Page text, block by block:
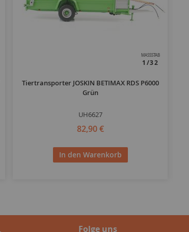
MASSSTAB
1/32
Tiertransporter JOSKIN BETIMAX RDS P6000
Grün
UH6627
82,90 €
In den Warenkorb
Folge uns